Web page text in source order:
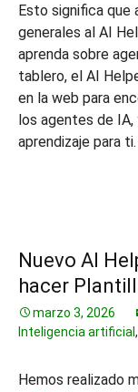
Esto significa que
generales al AI
aprenda sobre
tablero, el AI
en la web para
los agentes de
aprendizaje para ti.
Nuevo AI
hacer
marzo 3, 2026
Inteligencia artificial ,
Hemos realizado